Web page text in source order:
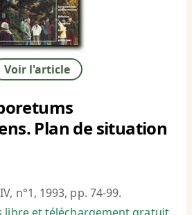
Voir l'article
Plan de situation
n°1, 1993, pp. 74-99.